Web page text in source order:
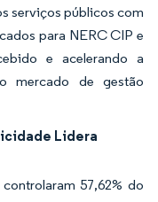
serviços públicos com
para NERC CIP e
e acelerando a
mercado de gestão
Lidera
57,62% do